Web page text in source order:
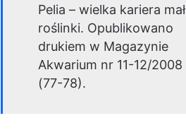
Pelia – wielka kariera
roślinki. Opublikowano
drukiem w Magazynie
Akwarium nr 11-12/2008
(77-78).